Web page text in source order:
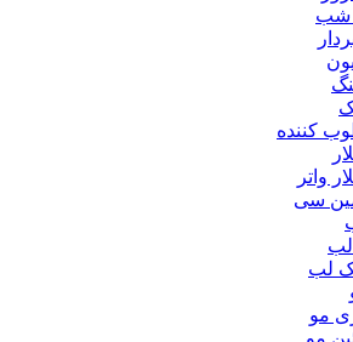
شب
کننده
واتر
سی
لب
لب
مو